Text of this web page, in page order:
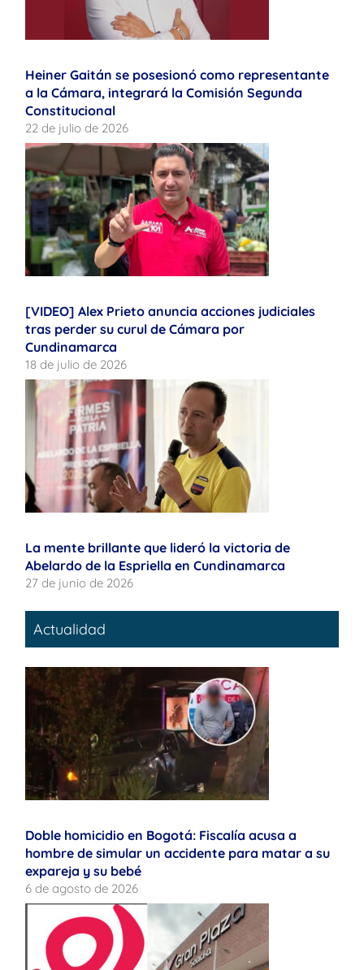
Heiner Gaitán se posesionó como representante
a la Cámara, integrará la Comisión Segunda
Constitucional
22 de julio de 2026
[VIDEO] Alex Prieto anuncia acciones judiciales
tras perder su curul de Cámara por
Cundinamarca
18 de julio de 2026
La mente brillante que lideró la victoria de
Abelardo de la Espriella en Cundinamarca
27 de junio de 2026
Actualidad
Doble homicidio en Bogotá: Fiscalía acusa a
hombre de simular un accidente para matar a su
expareja y su bebé
6 de agosto de 2026